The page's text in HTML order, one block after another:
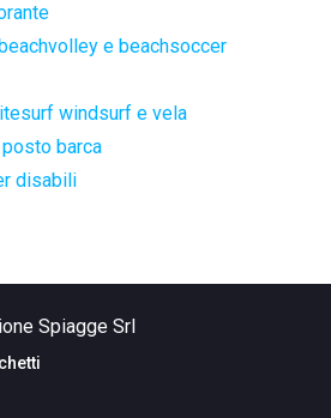
e beachsoccer
windsurf e vela
barca
disabili
Spiagge Srl